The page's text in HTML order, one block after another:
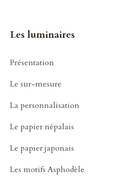
Les luminaires
Présentation
Le sur-mesure
La personnalisation
Le papier népalais
Le papier japonais
Les motifs Asphodèle